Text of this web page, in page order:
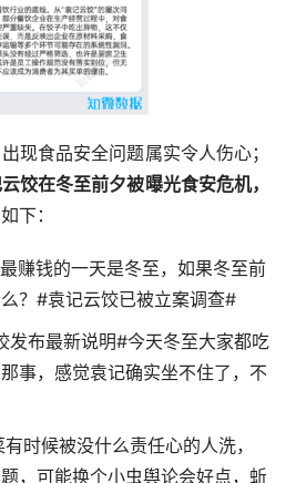
现食品安全问题属实令人伤心；
饺在冬至前夕被曝光食安危机，
下：
赚钱的一天是冬至，如果冬至前
？#袁记云饺已被立案调查#
发布最新说明#今天冬至大家都吃
事，感觉袁记确实坐不住了，不
时候被没什么责任心的人洗，
，可能换个小虫舆论会好点，蚯